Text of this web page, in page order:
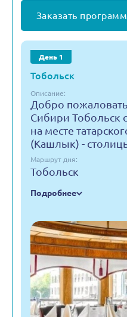
Заказать
День 1
Тобольск
Описание:
Добро
Сибири Тобольск
на месте
(Кашлык) -
Маршрут дня:
Тобольск
Подробнее